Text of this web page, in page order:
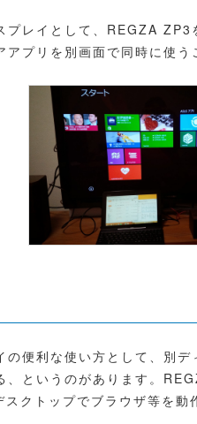
プレイとして、REGZA
プリを別画面で同時に使う
便利な使い方として、別
、というのがあります。
クトップでブラウザ等を動